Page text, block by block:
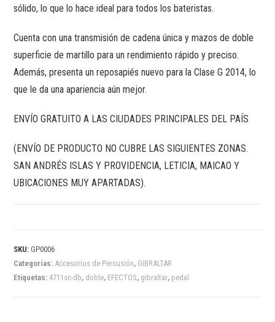
sólido, lo que lo hace ideal para todos los bateristas.
Cuenta con una transmisión de cadena única y mazos de doble
superficie de martillo para un rendimiento rápido y preciso.
Además, presenta un reposapiés nuevo para la Clase G 2014, lo
que le da una apariencia aún mejor.
ENVÍO GRATUITO A LAS CIUDADES PRINCIPALES DEL PAÍS
(ENVÍO DE PRODUCTO NO CUBRE LAS SIGUIENTES ZONAS.
SAN ANDRÉS ISLAS Y PROVIDENCIA, LETICIA, MAICAO Y
UBICACIONES MUY APARTADAS).
SKU:GP0006
Categorías: Accesorios de Percusión, GIBRALTAR
Etiquetas:4711sc-db, doble, EFECTOS, gibraltar, pedal